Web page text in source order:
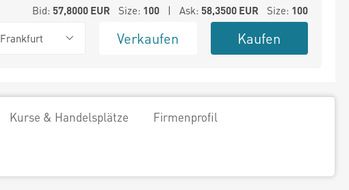
Bid: 57,8000EUR Size: 100| Ask: 58,3500EUR Size: 100
Frankfurt Verkaufen Kaufen
Kurse & Handelsplätze Firmenprofil